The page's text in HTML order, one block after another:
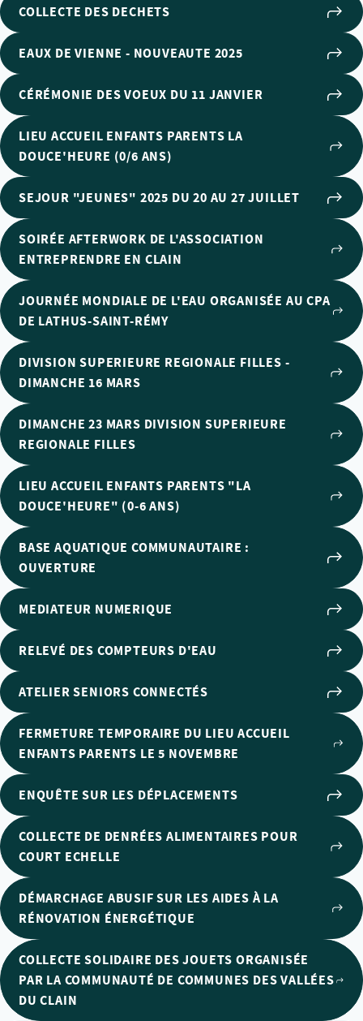
COLLECTE DES DECHETS
EAUX DE VIENNE - NOUVEAUTE 2025
CÉRÉMONIE DES VOEUX DU 11 JANVIER
LIEU ACCUEIL ENFANTS PARENTS LA
DOUCE'HEURE (0/6 ANS)
SEJOUR "JEUNES" 2025 DU 20 AU 27 JUILLET
SOIRÉE AFTERWORK DE L'ASSOCIATION
ENTREPRENDRE EN CLAIN
JOURNÉE MONDIALE DE L'EAU ORGANISÉE AU CPA
DE LATHUS-SAINT-RÉMY
DIVISION SUPERIEURE REGIONALE FILLES -
DIMANCHE 16 MARS
DIMANCHE 23 MARS DIVISION SUPERIEURE
REGIONALE FILLES
LIEU ACCUEIL ENFANTS PARENTS "LA
DOUCE'HEURE" (0-6 ANS)
BASE AQUATIQUE COMMUNAUTAIRE :
OUVERTURE
MEDIATEUR NUMERIQUE
RELEVÉ DES COMPTEURS D'EAU
ATELIER SENIORS CONNECTÉS
FERMETURE TEMPORAIRE DU LIEU ACCUEIL
ENFANTS PARENTS LE 5 NOVEMBRE
ENQUÊTE SUR LES DÉPLACEMENTS
COLLECTE DE DENRÉES ALIMENTAIRES POUR
COURT ECHELLE
DÉMARCHAGE ABUSIF SUR LES AIDES À LA
RÉNOVATION ÉNERGÉTIQUE
COLLECTE SOLIDAIRE DES JOUETS ORGANISÉE
PAR LA COMMUNAUTÉ DE COMMUNES DES VALLÉES
DU CLAIN